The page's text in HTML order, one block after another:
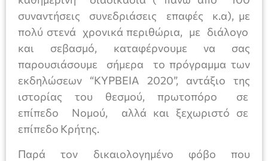
συναντήσεις συνεδριάσεις επαφές κ.α), με
πολύ στενά χρονικά περιθώρια, με διάλογο
και σεβασμό, καταφέρνουμε να σας
παρουσιάσουμε σήμερα το πρόγραμμα των
εκδηλώσεων “ΚΥΡΒΕΙΑ 2020”, αντάξιο της
ιστορίας του θεσμού, πρωτοπόρο σε
επίπεδο Νομού, αλλά και ξεχωριστό σε
επίπεδο Κρήτης.
Παρά τον δικαιολογημένο φόβο που